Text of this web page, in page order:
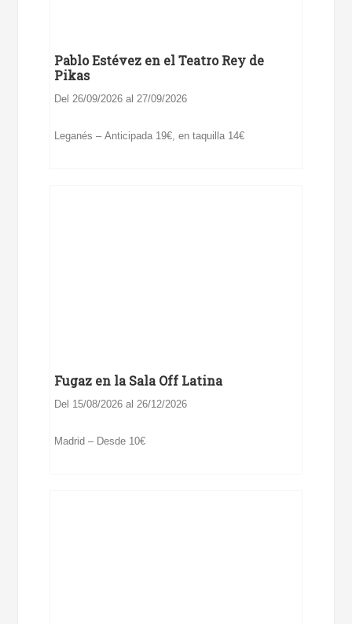
Pablo Estévez en el Teatro Rey de
Pikas
Del 26/09/2026 al 27/09/2026
Leganés – Anticipada 19€, en taquilla 14€
Fugaz en la Sala Off Latina
Del 15/08/2026 al 26/12/2026
Madrid – Desde 10€